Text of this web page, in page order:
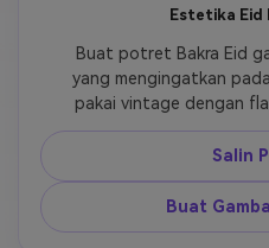
Estetika Eid
Buat potret Bakra Eid
yang mengingatkan
pakai vintage dengan
autentik realistis dalam
film berbutir khas di
nostalgia hangat dengan
candid emosional
blur lembut sinematik
Salin
Buat